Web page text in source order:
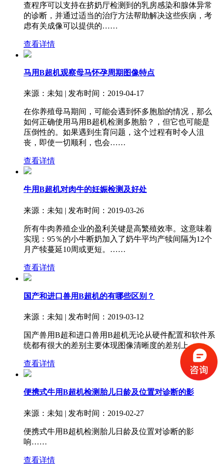
查程序可以支持在挤奶厅检测到的乳房感染和腺体异常
的诊断，并通过适当的治疗方法帮助解决这些疾病，考
虑有关成像可以提供的……
查看详情
马用B超机观察母马怀孕周期图像特点
来源：未知 | 发布时间：2019-04-17
在你养殖母马期间，可能会遇到怀多胞胎的情况，那么
如何正确使用马用B超机检测多胞胎？，但它也可能是
压倒性的。如果遇到生育问题，这个过程有时令人沮
丧，即使一切顺利，也会……
查看详情
牛用B超机对肉牛的妊娠检测及好处
来源：未知 | 发布时间：2019-03-26
所有牛肉养殖企业的盈利关键是高繁殖效率。这意味着
实现：95％的小牛断奶加入了奶牛平均产犊间隔为12个
月产犊蔓延10周或更短。……
查看详情
国产和进口兽用B超机的有哪些区别？
来源：未知 | 发布时间：2019-03-12
国产兽用B超和进口兽用B超机无论从硬件配置和软件系
统都有很大的差别主要体现图像清晰度的差别上……
查看详情
便携式牛用B超机检测胎儿日龄及位置对诊断的影
来源：未知 | 发布时间：2019-02-27
便携式牛用B超机检测胎儿日龄及位置对诊断的影
响……
查看详情